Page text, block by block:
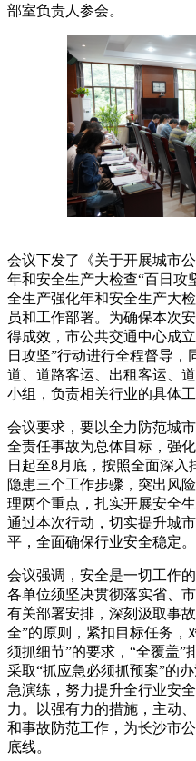
部室负责人参会。
会议下发了《关于开展城市
年和安全生产大检查“百日攻
全生产强化年和安全生产大
员和工作部署。为确保本次
得成效，市公共交通中心成
日攻坚”行动进行全程督导
道、道路客运、出租客运、
小组，负责相关行业的具体工
会议要求，要以全力防范城
全责任事故为总体目标，强
日起至8月底，按照全面深
隐患三个工作步骤，突出风
理两个重点，扎实开展安全
通过本次行动，切实提升城
平，全面确保行业安全稳定。
会议强调，安全是一切工作
各单位须坚决贯彻落实省、
有关部署安排，深刻汲取事
全”的原则，紧扣目标任务，
须抓细节”的要求，“全覆盖”
采取“抓应急必须抓预案”的
急演练，努力提升全行业安
力。以强有力的措施，主动
和事故防范工作，为长沙市
底线。